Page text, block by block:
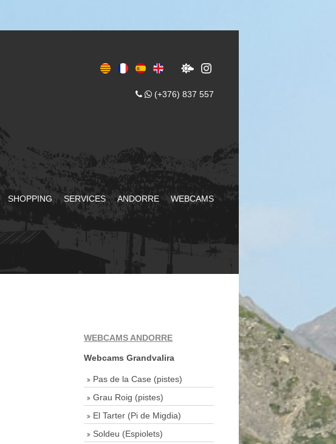
(+376) 837 557
SHOPPING SERVICES ANDORRE WEBCAMS
WEBCAMS ANDORRE
Webcams Grandvalira
Pas de la Case (pistes)
Grau Roig (pistes)
El Tarter (Pi de Migdia)
Soldeu (Espiolets)